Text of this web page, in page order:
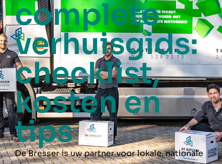
complete
verhuisgids:
checklist,
kosten en
tips
De Bresser is uw partner voor lokale, nationale